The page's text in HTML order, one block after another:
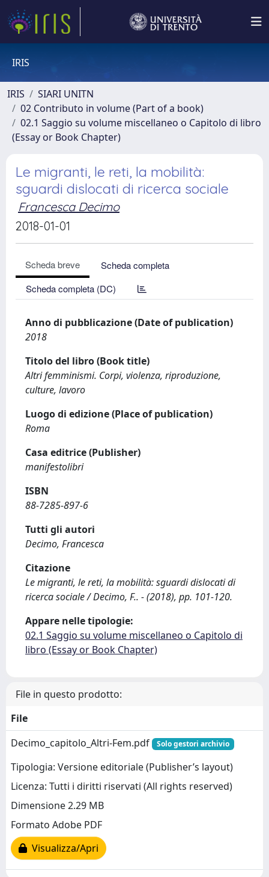
IRIS
IRIS
SIARI UNITN
02 Contributo in volume (Part of a book)
02.1 Saggio su volume miscellaneo o Capitolo di libro
(Essay or Book Chapter)
Le migranti, le reti, la mobilità:
sguardi dislocati di ricerca sociale
Francesca Decimo
2018-01-01
Scheda breve
Scheda completa
Scheda completa (DC)
Anno di pubblicazione (Date of publication)
2018
Titolo del libro (Book title)
Altri femminismi. Corpi, violenza, riproduzione,
culture, lavoro
Luogo di edizione (Place of publication)
Roma
Casa editrice (Publisher)
manifestolibri
ISBN
88-7285-897-6
Tutti gli autori
Decimo, Francesca
Citazione
Le migranti, le reti, la mobilità: sguardi dislocati di
ricerca sociale / Decimo, F.. - (2018), pp. 101-120.
Appare nelle tipologie:
02.1 Saggio su volume miscellaneo o Capitolo di
libro (Essay or Book Chapter)
File in questo prodotto:
File
Decimo_capitolo_Altri-Fem.pdf
Solo gestori archivio
Tipologia: Versione editoriale (Publisher’s layout)
Licenza: Tutti i diritti riservati (All rights reserved)
Dimensione 2.29 MB
Formato Adobe PDF
Visualizza/Apri